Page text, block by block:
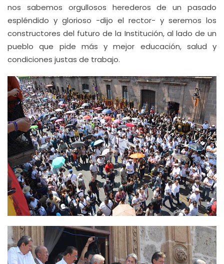
nos sabemos orgullosos herederos de un pasado
espléndido y glorioso -dijo el rector- y seremos los
constructores del futuro de la Institución, al lado de un
pueblo que pide más y mejor educación, salud y
condiciones justas de trabajo.